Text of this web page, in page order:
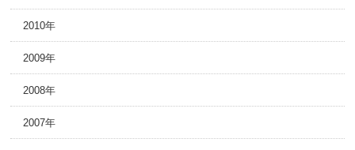
2010年
2009年
2008年
2007年